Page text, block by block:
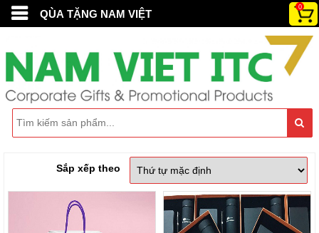
QÙA TẶNG NAM VIỆT
0
Sắp xếp theo